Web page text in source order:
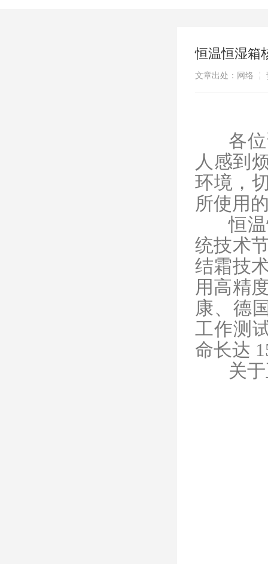
恒温恒湿箱
文章出处：网络
各
人感到
环境，
所使用
恒
统技术
结霜技
用高精
康、德
工作测
命长达
关